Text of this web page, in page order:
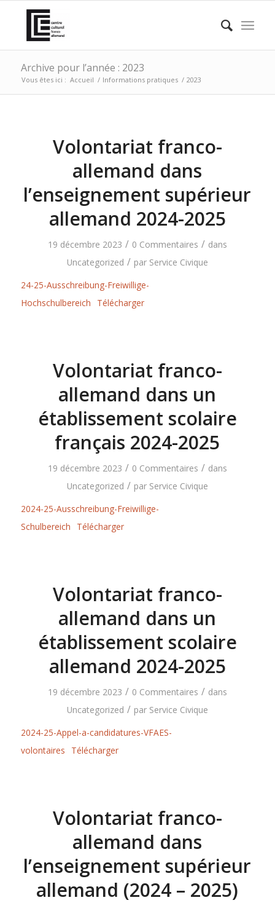
Archive pour l’année : 2023
Vous êtes ici : Accueil / Informations pratiques / 2023
Volontariat franco-
allemand dans
l’enseignement supérieur
allemand 2024-2025
19 décembre 2023 / 0 Commentaires / dans
Uncategorized / par Service Civique
24-25-Ausschreibung-Freiwillige-
Hochschulbereich
Télécharger
Volontariat franco-
allemand dans un
établissement scolaire
français 2024-2025
19 décembre 2023 / 0 Commentaires / dans
Uncategorized / par Service Civique
2024-25-Ausschreibung-Freiwillige-
Schulbereich
Télécharger
Volontariat franco-
allemand dans un
établissement scolaire
allemand 2024-2025
19 décembre 2023 / 0 Commentaires / dans
Uncategorized / par Service Civique
2024-25-Appel-a-candidatures-VFAES-
volontaires
Télécharger
Volontariat franco-
allemand dans
l’enseignement supérieur
allemand (2024 – 2025)